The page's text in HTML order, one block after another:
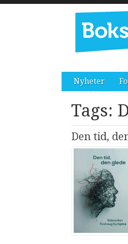
Nyheter
Tags:
Den tid,